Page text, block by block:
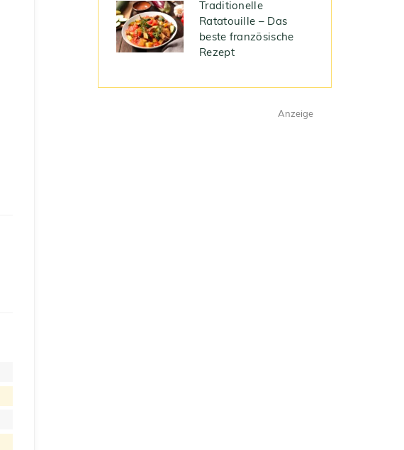
Traditionelle
Ratatouille – Das
beste französische
Rezept
Anzeige